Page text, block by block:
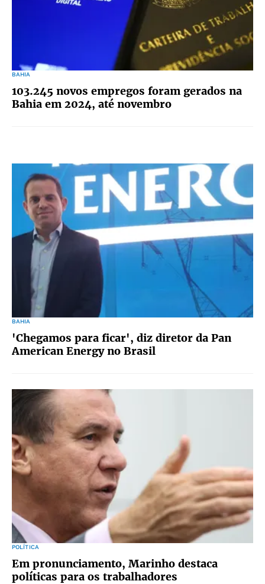
BAHIA
103.245 novos empregos foram gerados na
Bahia em 2024, até novembro
BAHIA
'Chegamos para ficar', diz diretor da Pan
American Energy no Brasil
POLÍTICA
Em pronunciamento, Marinho destaca
políticas para os trabalhadores